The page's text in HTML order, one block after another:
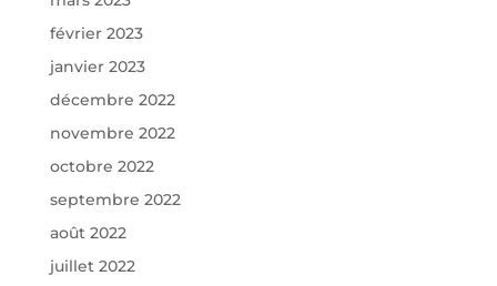
février 2023
janvier 2023
décembre 2022
novembre 2022
octobre 2022
septembre 2022
août 2022
juillet 2022